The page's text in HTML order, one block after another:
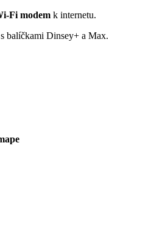
Fi modem k internetu.
s balíčkami Dinsey+ a Max.